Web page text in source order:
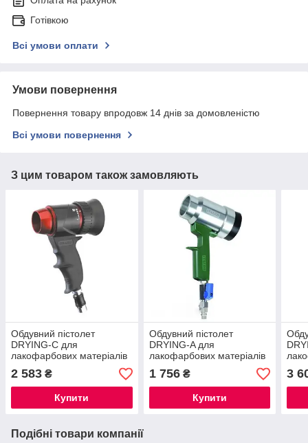
Готівкою
Всі умови оплати
Умови повернення
Повернення товару впродовж 14 днів за домовленістю
Всі умови повернення
З цим товаром також замовляють
Обдувний пістолет
DRYING-C для
лакофарбових матеріалів
2 583 ₴
Купити
Обдувний пістолет
DRYING-A для
лакофарбових матеріалів
1 756₴
Купити
3
Подібні товари компанії